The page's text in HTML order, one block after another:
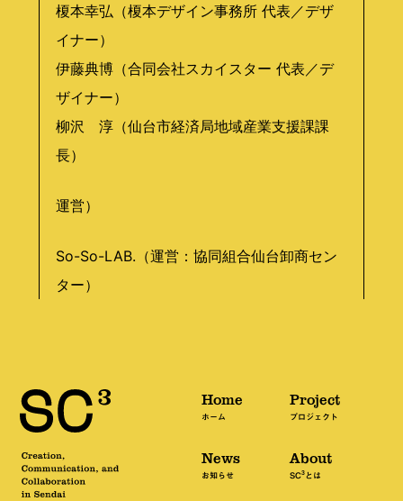
榎本幸弘（榎本デザイン事務所 代表／デザ
イナー）
伊藤典博（合同会社スカイスター 代表／デ
ザイナー）
柳沢 淳（仙台市経済局地域産業支援課課
長）
運営）
So-So-LAB.（運営：協同組合仙台卸商セン
ター）
Home
ホーム
News
お知らせ
Project
プロジェクト
About
SC3 とは